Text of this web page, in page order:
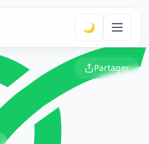
🌙
Partager